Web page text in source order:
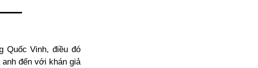
Quốc Vinh, điều đó
đến với khán giả